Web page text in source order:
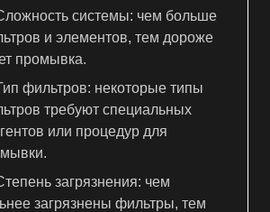
системы: чем больше
и элементов, тем дороже
промывка.
фильтров: некоторые типы
требуют специальных
или процедур для
загрязнения: чем
загрязнены фильтры, тем